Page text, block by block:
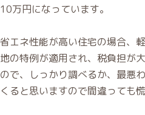
万円になっています。
エネ性能が高い住宅の場合、
の特例が適用され、税負担が
で、しっかり調べるか、最悪
ると思いますので間違っても